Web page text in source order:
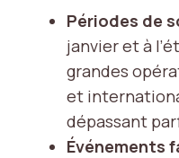
Périodes de
janvier et à
grandes
et
dépassant
Événements